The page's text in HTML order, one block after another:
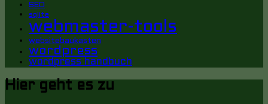
SEO
sqlite
webmaster-tools
websitebaukasten
wordpress
wordpress handbuch
Hier geht es zu